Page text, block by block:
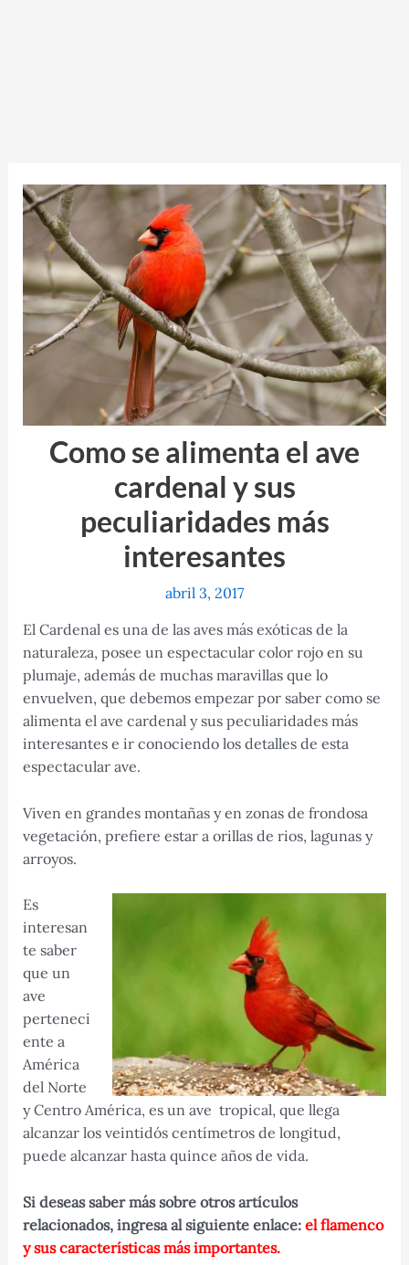
Como se alimenta el ave
cardenal y sus
peculiaridades más
interesantes
abril 3, 2017
El Cardenal es una de las aves más exóticas de la
naturaleza, posee un espectacular color rojo en su
plumaje, además de muchas maravillas que lo
envuelven, que debemos empezar por saber como se
alimenta el ave cardenal y sus peculiaridades más
interesantes e ir conociendo los detalles de esta
espectacular ave.
Viven en grandes montañas y en zonas de frondosa
vegetación, prefiere estar a orillas de rios, lagunas y
arroyos.
Es
interesan
te saber
que un
ave
perteneci
ente a
América
del Norte
y Centro América, es un ave tropical, que llega
alcanzar los veintidós centímetros de longitud,
puede alcanzar hasta quince años de vida.
Si deseas saber más sobre otros artículos
relacionados, ingresa al siguiente enlace: el flamenco
y sus características más importantes.